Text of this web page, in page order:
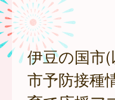
伊豆の国市
市予防接種